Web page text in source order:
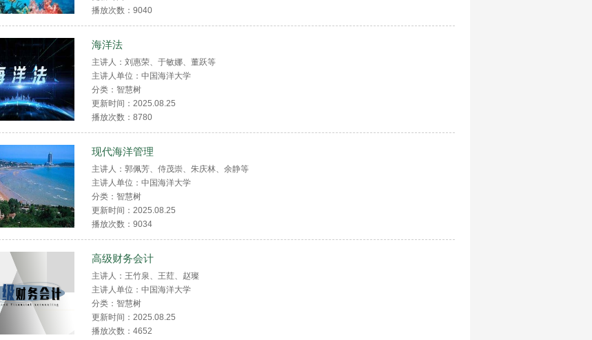
播放次数： 9040
海洋法
主讲人：刘惠荣、于敏娜、董跃等
主讲人单位：中国海洋大学
分类：智慧树
更新时间：2025.08.25
播放次数： 8780
现代海洋管理
主讲人：郭佩芳、侍茂崇、朱庆林、余静等
主讲人单位：中国海洋大学
分类：智慧树
更新时间：2025.08.25
播放次数： 9034
高级财务会计
主讲人：王竹泉、王荭、赵璨
主讲人单位：中国海洋大学
分类：智慧树
更新时间：2025.08.25
播放次数： 4652